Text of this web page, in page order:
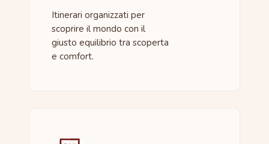
Itinerari organizzati per
scoprire il mondo con il
giusto equilibrio tra scoperta
e comfort.